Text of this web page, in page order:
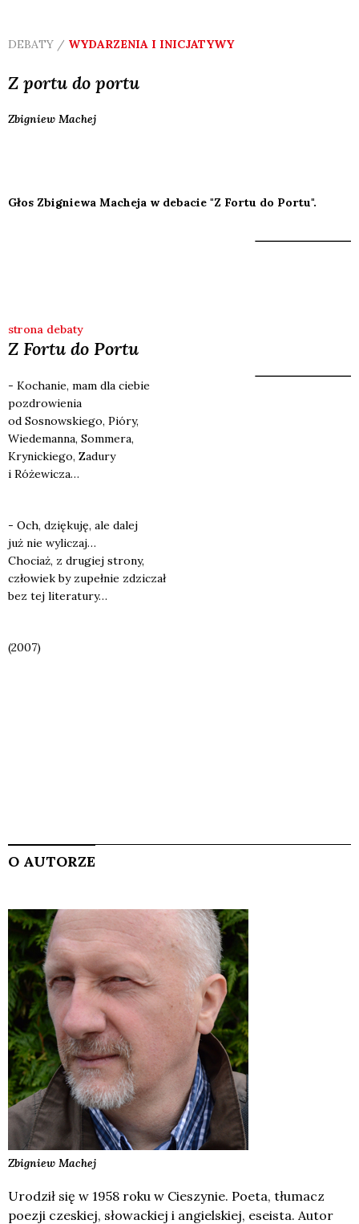
DEBATY / WYDARZENIA I INICJATYWY
Z portu do portu
Zbigniew Machej
Głos Zbigniewa Macheja w debacie "Z Fortu do Portu".
strona debaty
Z Fortu do Portu
- Kocha­nie, mam dla cie­bie
pozdro­wie­nia
od Sosnow­skie­go, Pió­ry,
Wie­de­man­na, Som­me­ra,
Kry­nic­kie­go, Zadu­ry
i Róże­wi­cza…
- Och, dzię­ku­ję, ale dalej
już nie wyli­czaj…
Cho­ciaż, z dru­giej stro­ny,
czło­wiek by zupeł­nie zdzi­czał
bez tej lite­ra­tu­ry…
(2007)
O AUTORZE
Zbigniew Machej
Urodził się w 1958 roku w Cieszynie. Poeta, tłumacz
poezji czeskiej, słowackiej i angielskiej, eseista. Autor